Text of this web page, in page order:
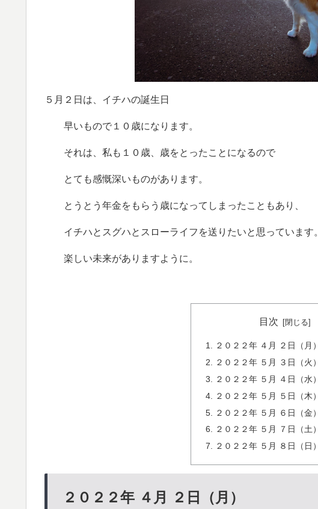
５月２日は、イチハの誕生日
早いもので１０歳になります。
それは、私も１０歳、歳をとったことになるので
とても感慨深いものがあります。
とうとう年金をもらう歳になってしまったこともあり、
イチハとスグハとスローライフを送りたいと思っています。
楽しい未来がありますように。
目次
２０２２年 ４月 ２日（月）
２０２２年 ５月 ３日（火
２０２２年 ５月 ４日（水
２０２２年 ５月 ５日（木
２０２２年 ５月 ６日（金）
２０２２年 ５月 ７日（土）
２０２２年 ５月 ８日（日）
２０２２年 ４月 ２日（月）